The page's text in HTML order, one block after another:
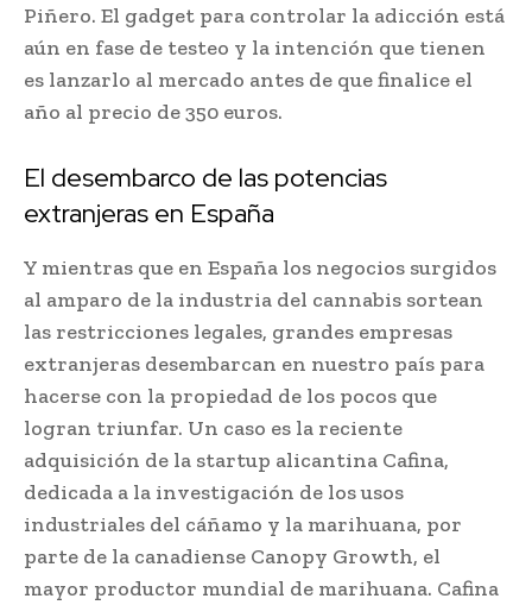
Piñero. El gadget para controlar la adicción está
aún en fase de testeo y la intención que tienen
es lanzarlo al mercado antes de que finalice el
año al precio de 350 euros.
El desembarco de las potencias
extranjeras en España
Y mientras que en España los negocios surgidos
al amparo de la industria del cannabis sortean
las restricciones legales, grandes empresas
extranjeras desembarcan en nuestro país para
hacerse con la propiedad de los pocos que
logran triunfar. Un caso es la reciente
adquisición de la startup alicantina Cafina,
dedicada a la investigación de los usos
industriales del cáñamo y la marihuana, por
parte de la canadiense Canopy Growth, el
mayor productor mundial de marihuana. Cafina